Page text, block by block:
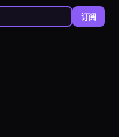
订阅